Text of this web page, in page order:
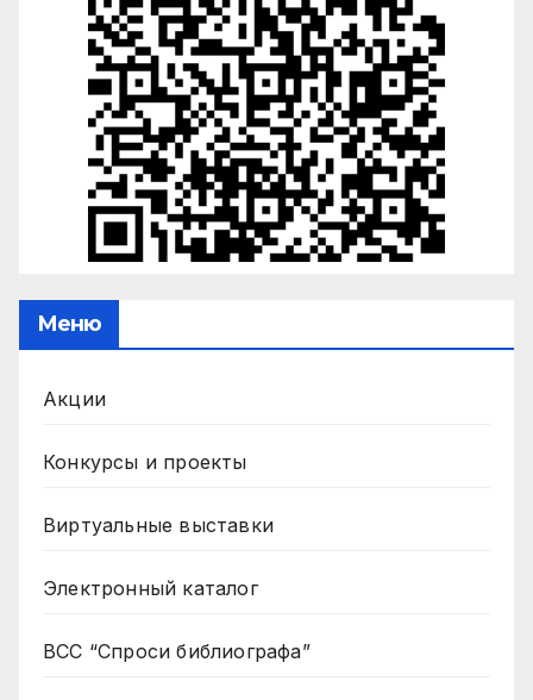
Меню
Акции
Конкурсы и проекты
Виртуальные выставки
Электронный каталог
ВСС “Спроси библиографа”